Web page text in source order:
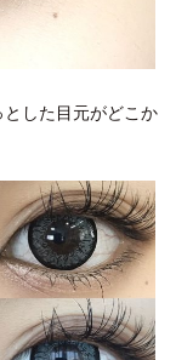
した目元がどこか